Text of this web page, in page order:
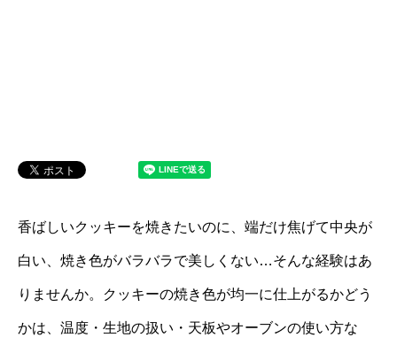
香ばしいクッキーを焼きたいのに、端だけ焦げて中央が
白い、焼き色がバラバラで美しくない…そんな経験はあ
りませんか。クッキーの焼き色が均一に仕上がるかどう
かは、温度・生地の扱い・天板やオーブンの使い方な